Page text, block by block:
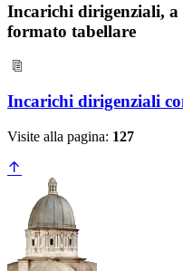
Incarichi dirigenziali,
formato tabellare
Incarichi dirigenziali
Visite alla pagina: 127